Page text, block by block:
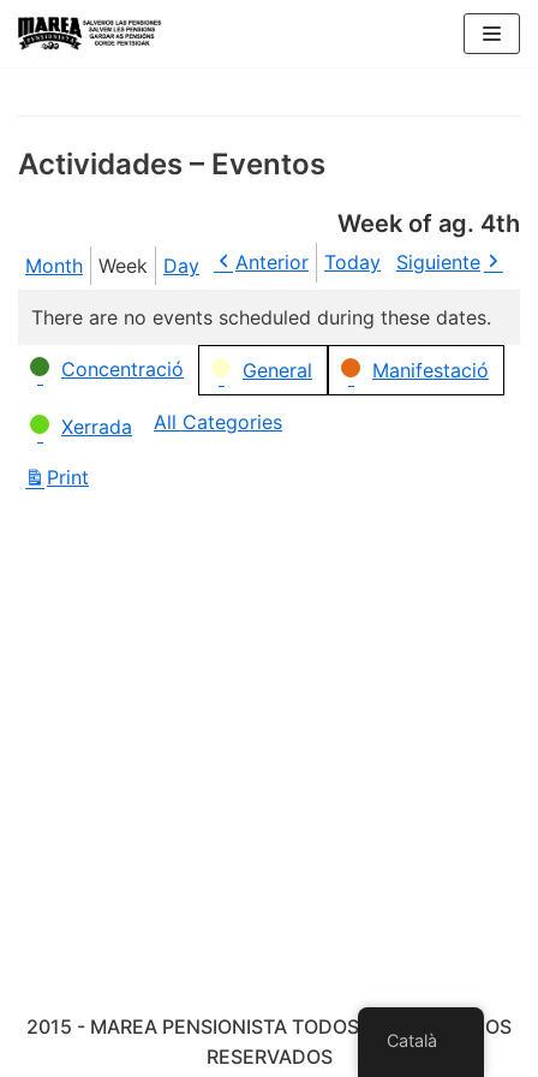
Skip
Actividades – Eventos
Week of ag. 4th
Month Week Day Anterior Today Siguiente
There are no events scheduled during these dates.
Categories
Concentració General Manifestació
Xerrada All Categories
Print
2015 - MAREA PENSIONISTA TODOS LOS DERECHOS
RESERVADOS
Català